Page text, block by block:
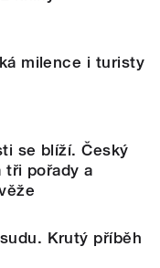
milence i turisty
se blíží. Český
tři pořady a
Krutý příběh